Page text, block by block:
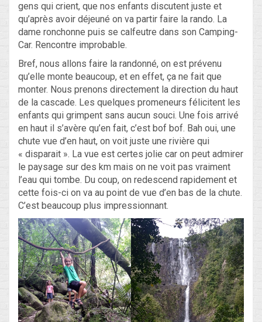
gens qui crient, que nos enfants discutent juste et
qu’après avoir déjeuné on va partir faire la rando. La
dame ronchonne puis se calfeutre dans son Camping-
Car. Rencontre improbable.
Bref, nous allons faire la randonné, on est prévenu
qu’elle monte beaucoup, et en effet, ça ne fait que
monter. Nous prenons directement la direction du haut
de la cascade. Les quelques promeneurs félicitent les
enfants qui grimpent sans aucun souci. Une fois arrivé
en haut il s’avère qu’en fait, c’est bof bof. Bah oui, une
chute vue d’en haut, on voit juste une rivière qui
« disparait ». La vue est certes jolie car on peut admirer
le paysage sur des km mais on ne voit pas vraiment
l’eau qui tombe. Du coup, on redescend rapidement et
cette fois-ci on va au point de vue d’en bas de la chute.
C’est beaucoup plus impressionnant.